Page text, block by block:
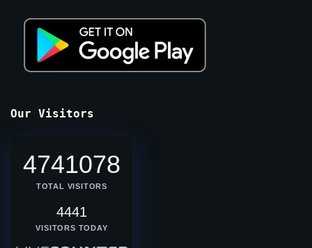
Our Visitors
4741078
TOTAL VISITORS
4441
VISITORS TODAY